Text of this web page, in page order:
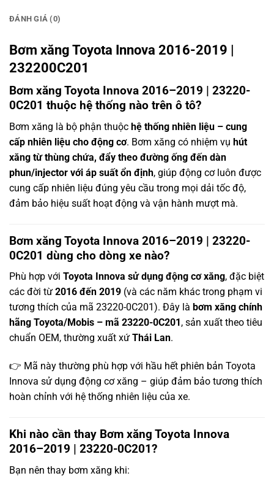
ĐÁNH GIÁ (0)
Bơm xăng Toyota Innova 2016-2019 |
232200C201
Bơm xăng Toyota Innova 2016–2019 | 23220-
0C201 thuộc hệ thống nào trên ô tô?
Bơm xăng là bộ phận thuộc hệ thống nhiên liệu – cung
cấp nhiên liệu cho động cơ. Bơm xăng có nhiệm vụ hút
xăng từ thùng chứa, đẩy theo đường ống đến dàn
phun/injector với áp suất ổn định, giúp động cơ luôn được
cung cấp nhiên liệu đúng yêu cầu trong mọi dải tốc độ,
đảm bảo hiệu suất hoạt động và vận hành mượt mà.
Bơm xăng Toyota Innova 2016–2019 | 23220-
0C201 dùng cho dòng xe nào?
Phù hợp với Toyota Innova sử dụng động cơ xăng, đặc biệt
các đời từ 2016 đến 2019 (và các năm khác trong phạm vi
tương thích của mã 23220-0C201). Đây là bơm xăng chính
hãng Toyota/Mobis – mã 23220-0C201 , sản xuất theo tiêu
chuẩn OEM, thường xuất xứ Thái Lan.
👉 Mã này thường phù hợp với hầu hết phiên bản Toyota
Innova sử dụng động cơ xăng – giúp đảm bảo tương thích
hoàn chỉnh với hệ thống nhiên liệu của xe.
Khi nào cần thay Bơm xăng Toyota Innova
2016–2019 | 23220-0C201?
Bạn nên thay bơm xăng khi: